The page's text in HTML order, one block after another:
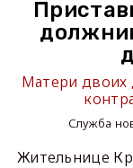
Матери двоих
Служба
Жительнице